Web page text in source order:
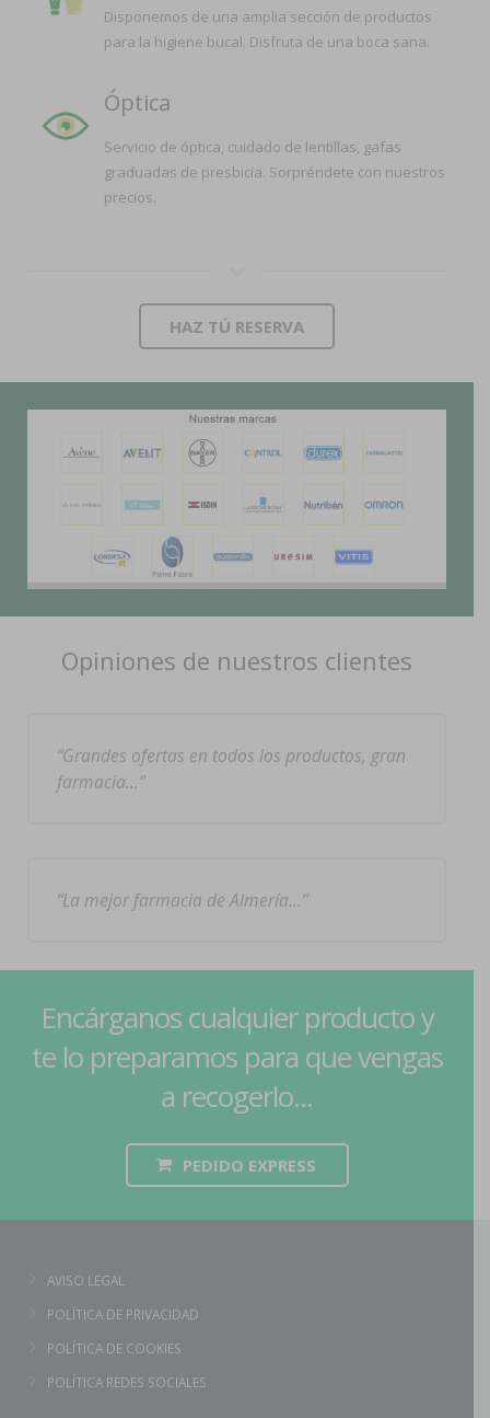
Disponemos de una amplia sección de productos
para la higiene bucal. Disfruta de una boca sana.
Óptica
Servicio de óptica, cuidado de lentillas, gafas
graduadas de presbicia. Sorpréndete con nuestros
precios.
HAZ TÚ RESERVA
Opiniones de nuestros clientes
Grandes ofertas en todos los productos, gran
farmacia…
La mejor farmacia de Almería…
Encárganos cualquier producto y
te lo preparamos para que vengas
a recogerlo...
PEDIDO EXPRESS
AVISO LEGAL
POLÍTICA DE PRIVACIDAD
POLÍTICA DE COOKIES
POLÍTICA REDES SOCIALES